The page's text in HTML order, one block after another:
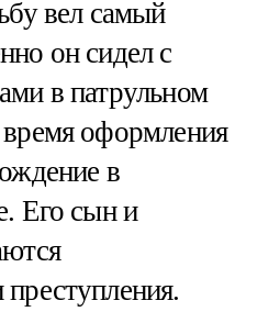
вел самый
он сидел с
в патрульном
оформления
в
Его сын и